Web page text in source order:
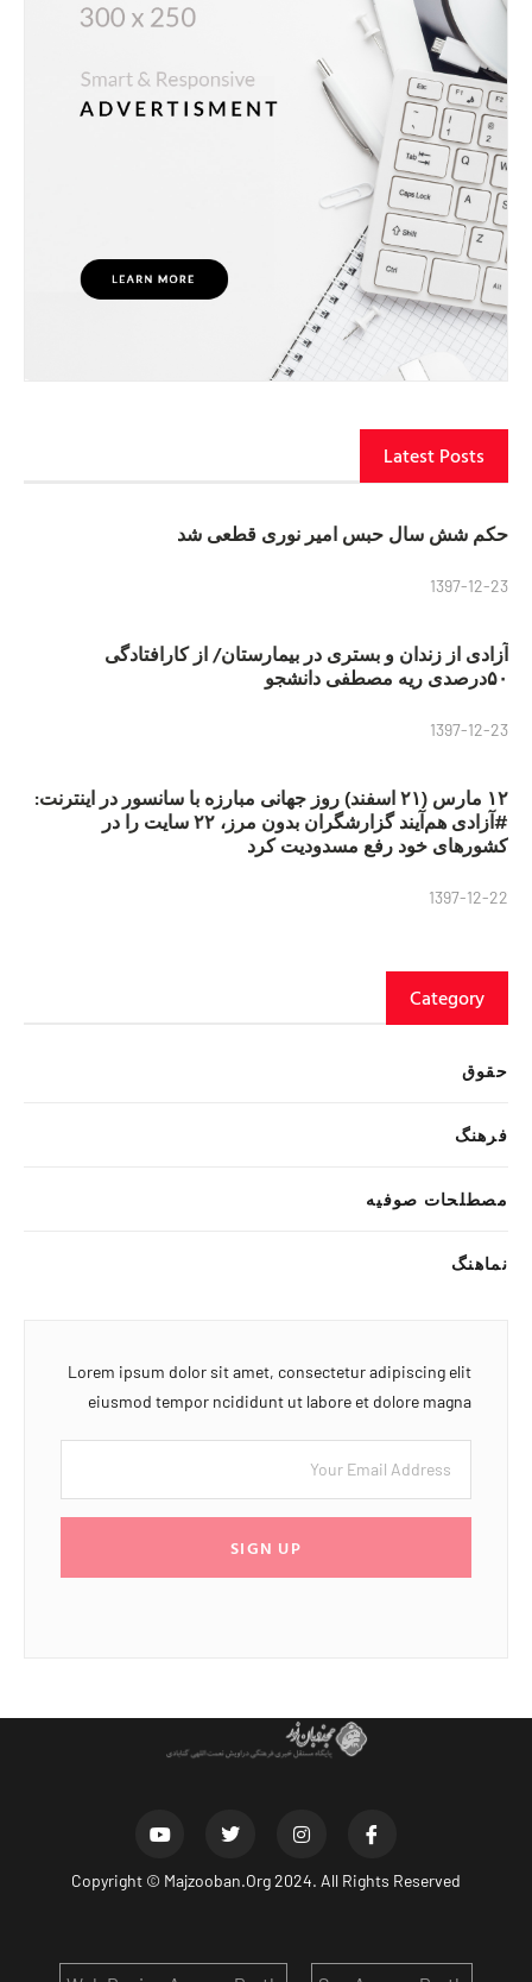
Latest Posts
حکم شش سال حبس امیر نوری قطعی شد
1397-12-23
آزادی از زندان و بستری در بیمارستان/ از کارافتادگی
۵۰درصدی ریه مصطفی دانشجو
1397-12-23
۱۲ مارس (۲۱ اسفند) روز جهانی مبارزه با سانسور در اینترنت:
#آزادی هم‌آیند گزارشگران‌ بدون مرز، ۲۲ سایت را در
کشورهای خود رفع مسدودیت کرد
1397-12-22
Category
حقوق
فرهنگ
مصطلحات صوفیه
نماهنگ
Lorem ipsum dolor sit amet, consectetur adipiscing elit
eiusmod tempor ncididunt ut labore et dolore magna
SIGN UP
Copyright © Majzooban.Org2024. All Rights Reserved